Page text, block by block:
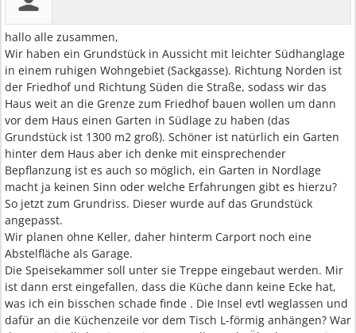
hallo alle zusammen,
Wir haben ein Grundstück in Aussicht mit leichter Südhanglage
in einem ruhigen Wohngebiet (Sackgasse). Richtung Norden ist
der Friedhof und Richtung Süden die Straße, sodass wir das
Haus weit an die Grenze zum Friedhof bauen wollen um dann
vor dem Haus einen Garten in Südlage zu haben (das
Grundstück ist 1300 m2 groß). Schöner ist natürlich ein Garten
hinter dem Haus aber ich denke mit einsprechender
Bepflanzung ist es auch so möglich, ein Garten in Nordlage
macht ja keinen Sinn oder welche Erfahrungen gibt es hierzu?
So jetzt zum Grundriss. Dieser wurde auf das Grundstück
angepasst.
Wir planen ohne Keller, daher hinterm Carport noch eine
Abstelfläche als Garage.
Die Speisekammer soll unter sie Treppe eingebaut werden. Mir
ist dann erst eingefallen, dass die Küche dann keine Ecke hat,
was ich ein bisschen schade finde . Die Insel evtl weglassen und
dafür an die Küchenzeile vor dem Tisch L-förmig anhängen? War